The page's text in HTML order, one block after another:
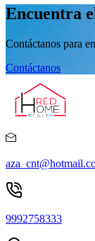
Encuentra
Contáctanos para
Contáctanos
9992758333